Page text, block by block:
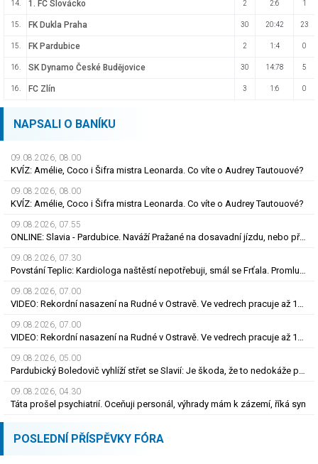
14. 1. FC Slovácko 2 2:6 1
15. FK Dukla Praha 30 20:42 23
15. FK Pardubice 2 1:4 0
16. SK Dynamo České Budějovice 30 14:78 5
16. FC Zlín 3 1:6 0
NAPSALI O BANÍKU
09.08.2026, 08.00
KVÍZ: Amélie, Coco i Šifra mistra Leonarda. Co víte o Audrey Tautouové?
09.08.2026, 08.00
KVÍZ: Amélie, Coco i Šifra mistra Leonarda. Co víte o Audrey Tautouové?
09.08.2026, 07.55
ONLINE: Slavia - Pardubice. Naváží Pražané na dosavadní jízdu, nebo překvapí Východočeši?
09.08.2026, 07.30
09.08.2026, 07.00
09.08.2026, 07.00
09.08.2026, 05.00
09.08.2026, 04.30
Táta prošel psychiatrií. Oceňuji personál, výhrady mám k zázemí, říká syn
POSLEDNÍ PŘÍSPĚVKY FÓRA